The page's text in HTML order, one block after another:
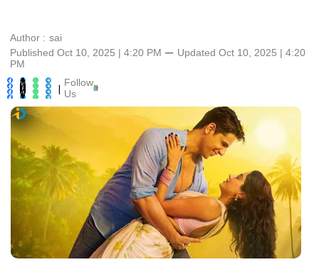
Author : sai
Published Oct 10, 2025 | 4:20 PM ⚊ Updated Oct 10, 2025 | 4:20
PM
| Follow
Us